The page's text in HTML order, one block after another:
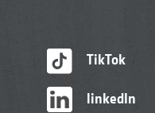
TikTok
linkedIn